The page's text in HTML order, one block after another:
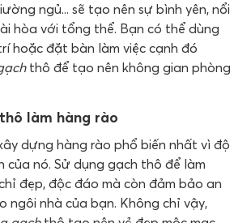
ngủ... sẽ tạo nên sự bình yên, nổi
hòa với tổng thể. Bạn có thể dùng
hoặc đặt bàn làm việc cạnh đó
thô để tạo nên không gian phòng
làm hàng rào
dựng hàng rào phổ biến nhất vì độ
của nó. Sử dụng gạch thô để làm
đẹp, độc đáo mà còn đảm bảo an
ngôi nhà của bạn. Không chỉ vậy,